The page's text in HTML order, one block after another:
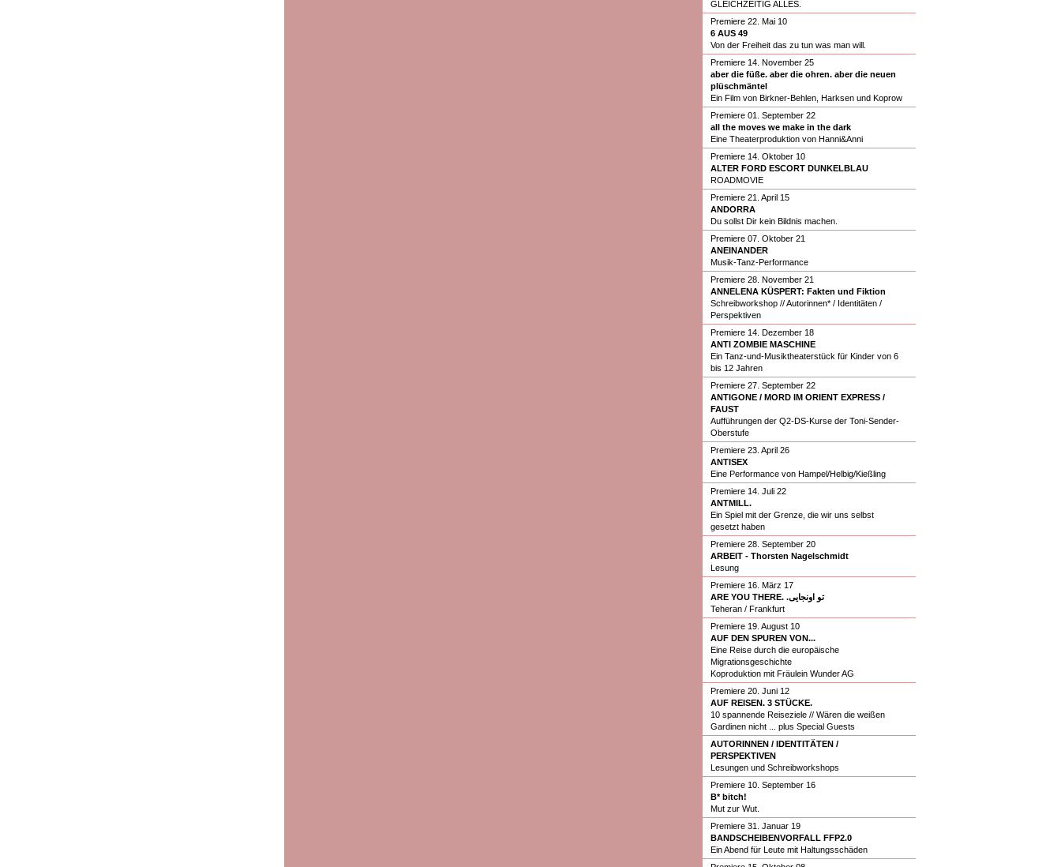
GLEICHZEITIG ALLES.
Premiere 22. Mai 10
6 AUS 49
Von der Freiheit das zu tun was man will.
Premiere 14. November 25
aber die füße. aber die ohren. aber die neuen
plüschmäntel
Ein Film von Birkner-Behlen, Harksen und Koprow
Premiere 01. September 22
all the moves we make in the dark
Eine Theaterproduktion von Hanni&Anni
Premiere 14. Oktober 10
ALTER FORD ESCORT DUNKELBLAU
ROADMOVIE
Premiere 21. April 15
ANDORRA
Du sollst Dir kein Bildnis machen.
Premiere 07. Oktober 21
ANEINANDER
Musik-Tanz-Performance
Premiere 28. November 21
ANNELENA KÜSPERT: Fakten und Fiktion
Schreibworkshop // Autorinnen* / Identitäten /
Perspektiven
Premiere 14. Dezember 18
ANTI ZOMBIE MASCHINE
Ein Tanz-und-Musiktheaterstück für Kinder von 6
bis 12 Jahren
Premiere 27. September 22
ANTIGONE / MORD IM ORIENT EXPRESS /
FAUST
Aufführungen der Q2-DS-Kurse der Toni-Sender-
Oberstufe
Premiere 23. April 26
ANTISEX
Eine Performance von Hampel/Helbig/Kießling
Premiere 14. Juli 22
ANTMILL.
Ein Spiel mit der Grenze, die wir uns selbst
gesetzt haben
Premiere 28. September 20
ARBEIT - Thorsten Nagelschmidt
Lesung
Premiere 16. März 17
ARE YOU THERE. .تو اونجایی
Teheran / Frankfurt
Premiere 19. August 10
AUF DEN SPUREN VON...
Eine Reise durch die europäische
Migrationsgeschichte
Koproduktion mit Fräulein Wunder AG
Premiere 20. Juni 12
AUF REISEN. 3 STÜCKE.
10 spannende Reiseziele // Wären die weißen
Gardinen nicht ... plus Special Guests
AUTORINNEN / IDENTITÄTEN /
PERSPEKTIVEN
Lesungen und Schreibworkshops
Premiere 10. September 16
B* bitch!
Mut zur Wut.
Premiere 31. Januar 19
BANDSCHEIBENVORFALL FFP2.0
Ein Abend für Leute mit Haltungsschäden